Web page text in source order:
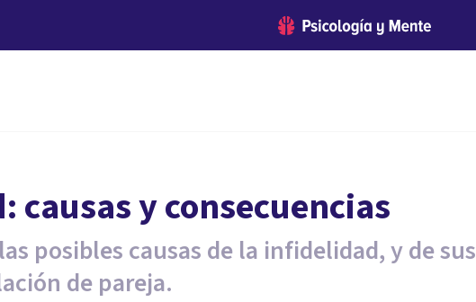
y consecuencias
posibles causas de la infidelidad, y de sus
de pareja.